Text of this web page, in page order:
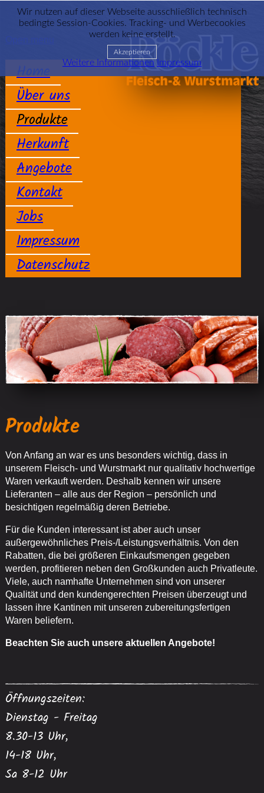
Home
Über uns
Produkte
Herkunft
Angebote
Kontakt
Jobs
Impressum
Datenschutz
Produkte
Von Anfang an war es uns besonders wichtig, dass in
unserem Fleisch- und Wurstmarkt nur qualitativ hochwertige
Waren verkauft werden. Deshalb kennen wir unsere
Lieferanten – alle aus der Region – persönlich und
besichtigen regelmäßig deren Betriebe.
Für die Kunden interessant ist aber auch unser
außergewöhnliches Preis-/Leistungsverhältnis. Von den
Rabatten, die bei größeren Einkaufsmengen gegeben
werden, profitieren neben den Großkunden auch Privatleute.
Viele, auch namhafte Unternehmen sind von unserer
Qualität und den kundengerechten Preisen überzeugt und
lassen ihre Kantinen mit unseren zubereitungsfertigen
Waren beliefern.
Beachten Sie auch unsere aktuellen Angebote!
Öffnungszeiten:
Dienstag - Freitag
8.30-13 Uhr,
14-18 Uhr,
Sa 8-12 Uhr
Wir nutzen auf dieser Webseite ausschließlich technisch
bedingte Session-Cookies. Tracking- und Werbecookies
werden keine erstellt.
Akzeptieren
Weitere Informationen Impressum